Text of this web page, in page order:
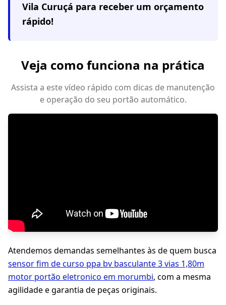
Vila Curuçá para receber um orçamento
rápido!
Veja como funciona na prática
Assista a este vídeo rápido com dicas de manutenção
e operação do seu portão automático.
Atendemos demandas semelhantes às de quem busca
sensor fim de curso ppa bv basculante 3 vias 1,80m
motor portão eletronico em morumbi, com a mesma
agilidade e garantia de peças originais.